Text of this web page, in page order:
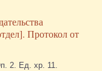
Протокол от
2. Ед. хр. 11.